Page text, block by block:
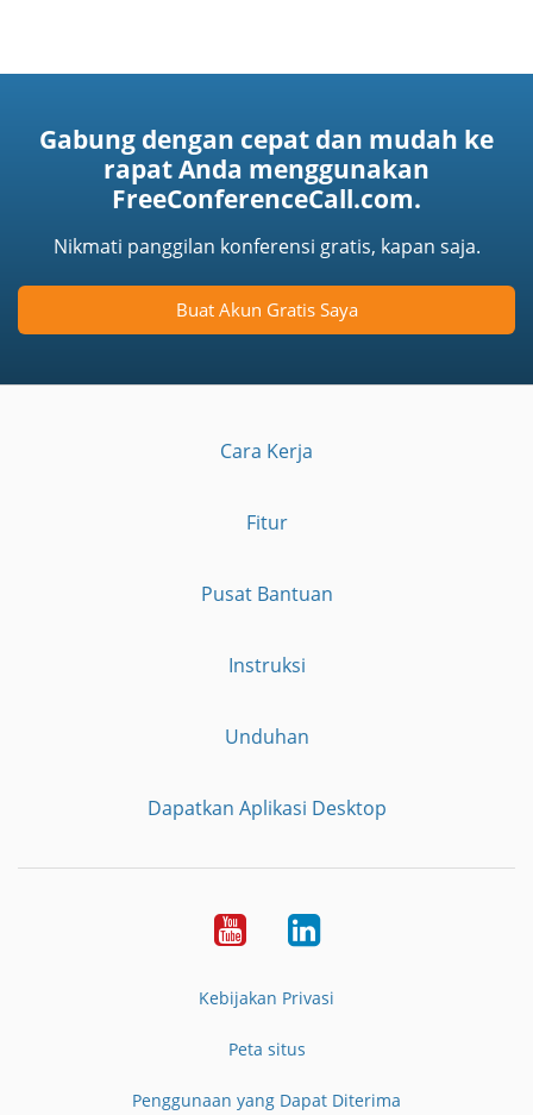
Gabung dengan cepat dan mudah ke
rapat Anda menggunakan
FreeConferenceCall.com.
Nikmati panggilan konferensi gratis, kapan saja.
Buat Akun Gratis Saya
Cara Kerja
Fitur
Pusat Bantuan
Instruksi
Unduhan
Dapatkan Aplikasi Desktop
YouTubeLinkedIn
Kebijakan Privasi
Peta situs
Penggunaan yang Dapat Diterima